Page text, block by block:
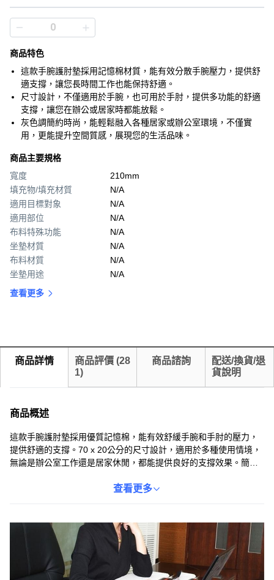
商品特色
這款手腕護肘墊採用記憶棉材質，能有效分散手腕壓力，提供舒
適支撐，讓您長時間工作也能保持舒適。
尺寸設計，不僅適用於手腕，也可用於手肘，提供多功能的舒適
支撐，讓您在辦公或居家時都能放鬆。
灰色調簡約時尚，能輕鬆融入各種居家或辦公室環境，不僅實
用，更能提升空間質感，展現您的生活品味。
商品主要規格
寬度
210mm
填充物/填充材質
N/A
適用目標對象
N/A
適用部位
N/A
布料特殊功能
N/A
坐墊材質
N/A
布料材質
N/A
坐墊用途
N/A
查看更多
商品詳情 商品評價 (28
1)
商品諮詢
配送/換貨/退
貨說明
商品概述
這款手腕護肘墊採用優質記憶棉，能有效舒緩手腕和手肘的壓力，
提供舒適的支撐。70 x 20公分的尺寸設計，適用於多種使用情境，
無論是辦公室工作還是居家休閒，都能提供良好的支撐效果。簡約
用時的穩定性。讓您在工作或休息時，都能享受舒適的體驗。
查看更多